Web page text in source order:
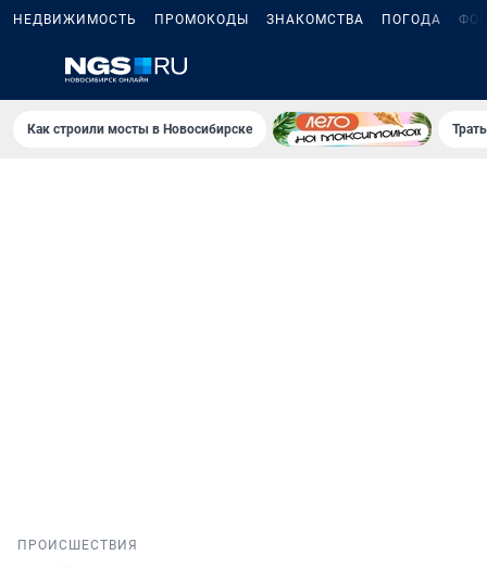
НЕДВИЖИМОСТЬ ПРОМОКОДЫ ЗНАКОМСТВА ПОГОДА
Как строили мосты в Новосибирске
ПРОИСШЕСТВИЯ